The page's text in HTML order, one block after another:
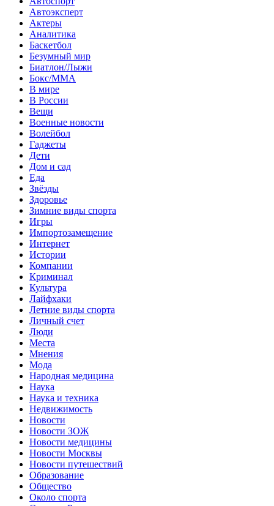
Автоэксперт
Актеры
Аналитика
Баскетбол
Безумный мир
Биатлон/Лыжи
Бокс/MMA
В мире
В России
Вещи
Военные новости
Волейбол
Гаджеты
Дети
Дом и сад
Еда
Звёзды
Здоровье
Зимние виды спорта
Игры
Импортозамещение
Интернет
Истории
Компании
Криминал
Культура
Лайфхаки
Летние виды спорта
Личный счет
Люди
Места
Мнения
Мода
Народная медицина
Наука
Наука и техника
Недвижимость
Новости
Новости ЗОЖ
Новости медицины
Новости Москвы
Новости путешествий
Образование
Общество
Около спорта